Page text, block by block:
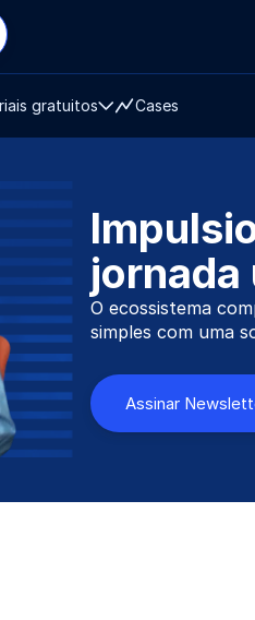
gratuitos Cases
jornada
O ecossistema
simples com uma
Assinar